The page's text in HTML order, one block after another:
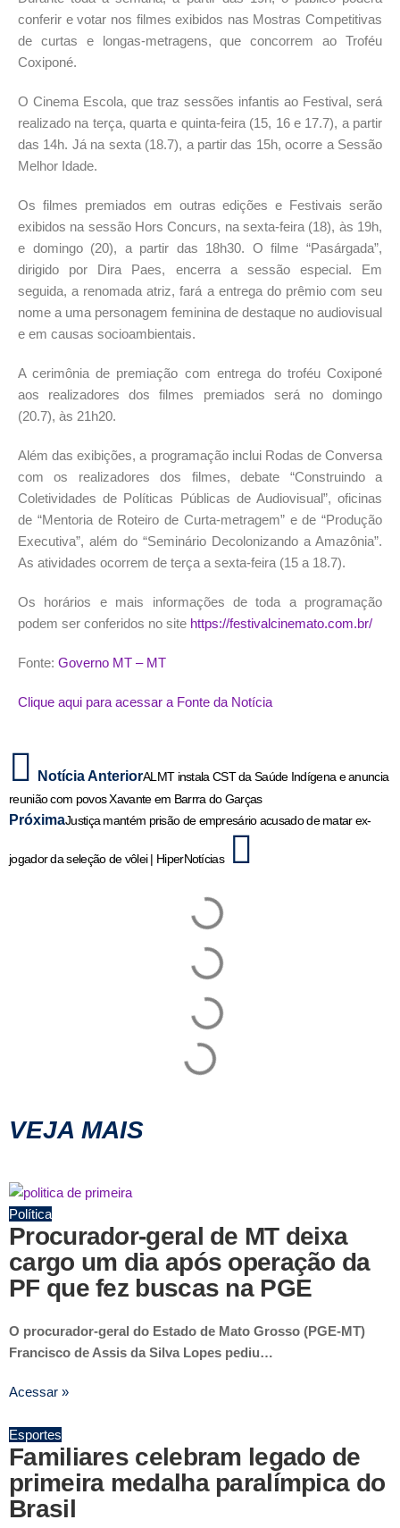
conferir e votar nos filmes exibidos nas Mostras Competitivas
de curtas e longas-metragens, que concorrem ao Troféu
Coxiponé.
O Cinema Escola, que traz sessões infantis ao Festival, será
realizado na terça, quarta e quinta-feira (15, 16 e 17.7), a partir
das 14h. Já na sexta (18.7), a partir das 15h, ocorre a Sessão
Melhor Idade.
Os filmes premiados em outras edições e Festivais serão
exibidos na sessão Hors Concurs, na sexta-feira (18), às 19h,
e domingo (20), a partir das 18h30. O filme “Pasárgada”,
dirigido por Dira Paes, encerra a sessão especial. Em
seguida, a renomada atriz, fará a entrega do prêmio com seu
nome a uma personagem feminina de destaque no audiovisual
e em causas socioambientais.
A cerimônia de premiação com entrega do troféu Coxiponé
aos realizadores dos filmes premiados será no domingo
(20.7), às 21h20.
Além das exibições, a programação inclui Rodas de Conversa
com os realizadores dos filmes, debate “Construindo a
Coletividades de Políticas Públicas de Audiovisual”, oficinas
de “Mentoria de Roteiro de Curta-metragem” e de “Produção
Executiva”, além do “Seminário Decolonizando a Amazônia”.
As atividades ocorrem de terça a sexta-feira (15 a 18.7).
Os horários e mais informações de toda a programação
podem ser conferidos no site https://festivalcinemato.com.br/
Fonte: Governo MT – MT
Clique aqui para acessar a Fonte da Notícia
Notícia AnteriorALMT instala CST da Saúde Indígena e anuncia
reunião com povos Xavante em Barrra do Garças
PróximaJustiça mantém prisão de empresário acusado de matar ex-
jogador da seleção de vôlei | HiperNotícias
VEJA MAIS
Política
Procurador-geral de MT deixa
cargo um dia após operação da
PF que fez buscas na PGE
O procurador-geral do Estado de Mato Grosso (PGE-MT)
Francisco de Assis da Silva Lopes pediu…
Acessar »
Esportes
Familiares celebram legado de
primeira medalha paralímpica do
Brasil